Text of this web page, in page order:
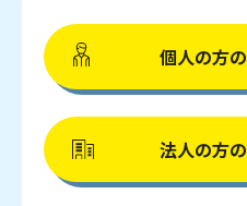
個人の方の
法人の方の